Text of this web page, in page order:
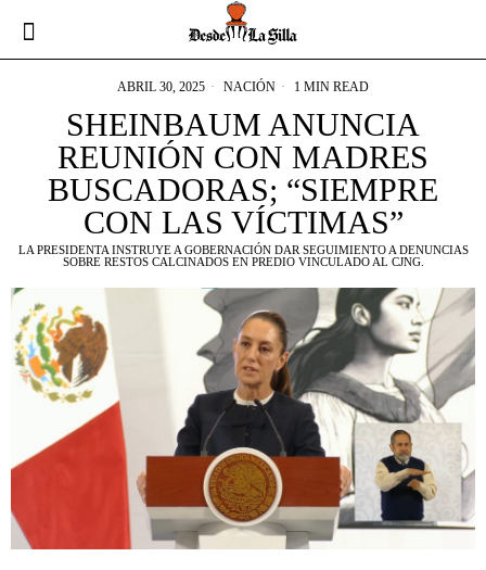
ABRIL 30, 2025 NACIÓN 1 MIN READ
SHEINBAUM ANUNCIA
REUNIÓN CON MADRES
BUSCADORAS; “SIEMPRE
CON LAS VÍCTIMAS”
LA PRESIDENTA INSTRUYE A GOBERNACIÓN DAR SEGUIMIENTO A DENUNCIAS
SOBRE RESTOS CALCINADOS EN PREDIO VINCULADO AL CJNG.